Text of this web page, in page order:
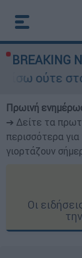
BREAKING
ούτε
Πρωινή
➔ Δείτε τα
περισσότερα
γιορτάζουν
Οι